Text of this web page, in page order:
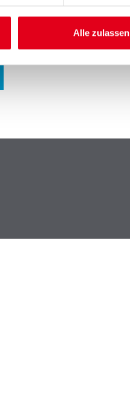
Alle zulassen
Sie sich inspirieren.